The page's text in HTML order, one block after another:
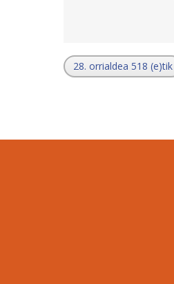
28. orrialdea 518 (e)tik